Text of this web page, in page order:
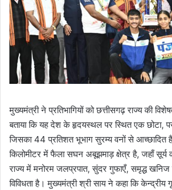
मुख्यमंत्री ने प्रतिभागियों को छत्तीसगढ़ राज्य की
बताया कि यह देश के हृदयस्थल पर स्थित एक छोटा,
जिसका 44 प्रतिशत भूभाग सुरम्य वनों से आच्छादित
किलोमीटर में फैला सघन अबूझमाड़ क्षेत्र है, जहाँ सूर्य
राज्य में मनोरम जलप्रपात, सुंदर गुफाएँ, समृद्ध
विविधता है। मुख्यमंत्री श्री साय ने कहा कि केन्द्रीय